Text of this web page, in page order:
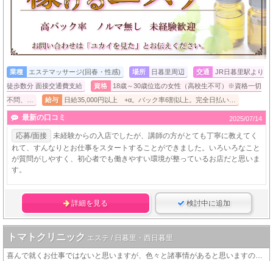
業種 エステマッサージ(回春・性感) 場所 日暮里周辺 交通
JR日暮里駅より
徒歩数分 面接交通費支給
資格
18歳～30歳位迄の女性（高校生不可）※資格一切
不問、…
給与 日給35,000円以上 +α。バック率6割以上。完全日払い…
最新の口コミ 2025/07/14
応募/面接
未経験からの入店でしたが、講師の方がとても丁寧に教えてく
れて、すんなりとお仕事をスタートすることができました。いろいろなこと
が質問がしやすく、初心者でも働きやすい環境が整っているお店だと思いま
す。
詳細を見る 検討中に追加
トマトクリニック エステ / 日暮里・西日暮里
喜んで就くお仕事ではないと思いますが、色々と諸事情があると思いますので、早くお金を稼ぎ貯めて卒業しましょう！